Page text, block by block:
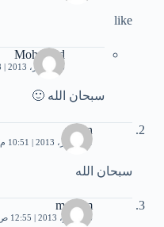
like
Mohamed
26 أكتوبر، 2013 | 8:48 م
سبحان الله 🙂
revan
31 أكتوبر، 2013 | 10:51 م
سبحان الله
mariam
6 نوفمبر، 2013 | 12:55 ص